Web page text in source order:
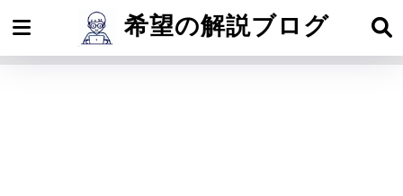
希望の解説ブログ